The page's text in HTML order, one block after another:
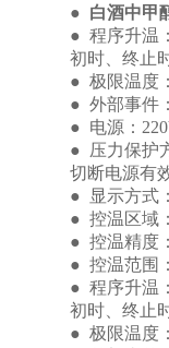
● 白酒中甲
● 程序升温：
初时、终止时
● 极限温度
● 外部事件：
● 电源：
● 压力保护方
切断电源有效
● 显示方式：
● 控温区域：
● 控温精度
● 控温范围：
● 程序升温：
初时、终止时
● 极限温度